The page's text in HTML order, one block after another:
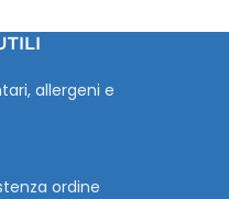
allergeni e
ordine